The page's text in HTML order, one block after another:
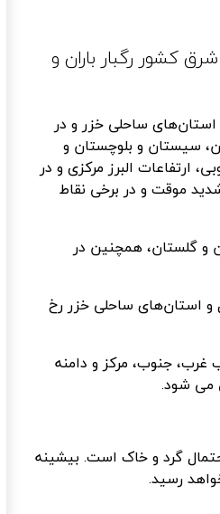
کشور رگبار باران و
استان‌های ساحلی خزر و در
سیستان و بلوچستان و
ارتفاعات البرز مرکزی و در
موقت و در برخی نقاط
و گلستان، همچنین در
و استان‌های ساحلی خزر رخ
غرب، جنوب، مرکز و دامنه
می شود.
گرد و خاک است. بیشینه